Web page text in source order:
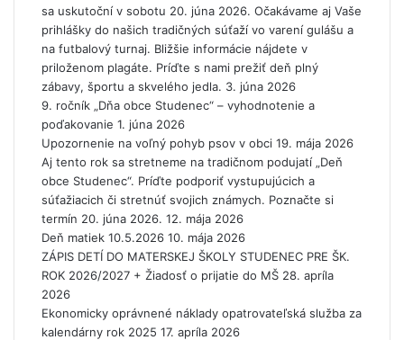
v
s
ú
v
i
s
l
o
s
t
i
s
p
r
e
v
e
n
sa uskutoční v sobotu 20. júna 2026. Očakávame aj Vaše
prihlášky do našich tradičných súťaží vo varení gulášu a
na futbalový turnaj. Bližšie informácie nájdete v
priloženom plagáte. Príďte s nami prežiť deň plný
zábavy, športu a skvelého jedla. 3. júna 2026
9. ročník „Dňa obce Studenec“ – vyhodnotenie a
poďakovanie 1. júna 2026
Upozornenie na voľný pohyb psov v obci 19. mája 2026
Aj tento rok sa stretneme na tradičnom podujatí „Deň
obce Studenec“. Príďte podporiť vystupujúcich a
súťažiacich či stretnúť svojich známych. Poznačte si
termín 20. júna 2026. 12. mája 2026
Deň matiek 10.5.2026 10. mája 2026
ZÁPIS DETÍ DO MATERSKEJ ŠKOLY STUDENEC PRE ŠK.
ROK 2026/2027 + Žiadosť o prijatie do MŠ 28. apríla
2026
Ekonomicky oprávnené náklady opatrovateľská služba za
kalendárny rok 2025 17. apríla 2026